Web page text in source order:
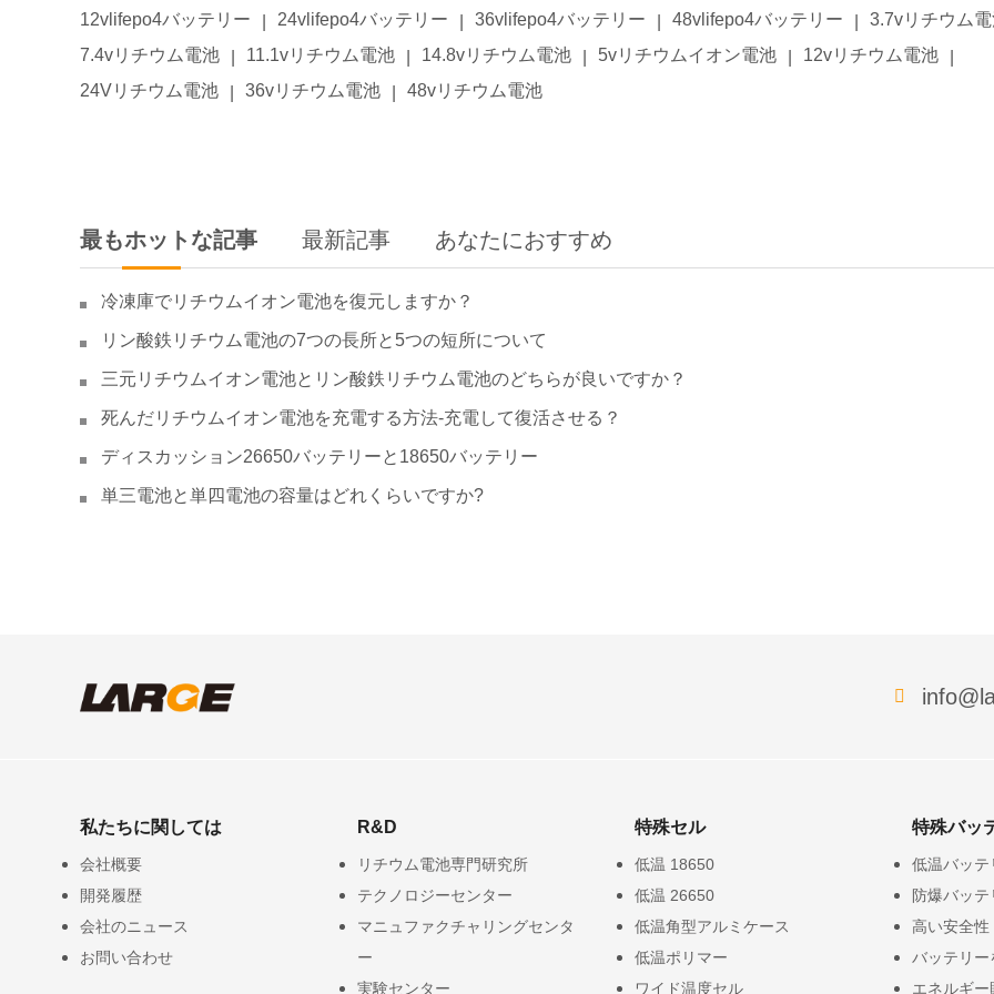
12vlifepo4バッテリー 24vlifepo4バッテリー 36vlifepo4バッテリー 48vlifepo4バッテリー
3.7vリチウム
7.4vリチウム電池
11.1vリチウム電池 14.8vリチウム電池 5vリチウムイオン電池 12vリチウム電池
24Vリチウム電池
36vリチウム電池 48vリチウム電池
最もホットな記事 最新記事 あなたにおすすめ
冷凍庫でリチウムイオン電池を復元しますか？
リン酸鉄リチウム電池の7つの長所と5つの短所について
三元リチウムイオン電池とリン酸鉄リチウム電池のどちらが良いですか？
死んだリチウムイオン電池を充電する方法-充電して復活させる？
ディスカッション26650バッテリーと18650バッテリー
単三電池と単四電池の容量はどれくらいですか?
私たちに関しては
会社概要
開発履歴
会社のニュース
お問い合わせ
R&D
リチウム電池専門研究所
テクノロジーセンター
マニュファクチャリングセンタ
ー
実験センター
特殊セル
低温 18650
低温 26650
低温角型アルミケース
低温ポリマー
ワイド温度セル
特殊バッ
低温バッテ
防爆バッテ
高い安全性
バッテリー
エネルギ